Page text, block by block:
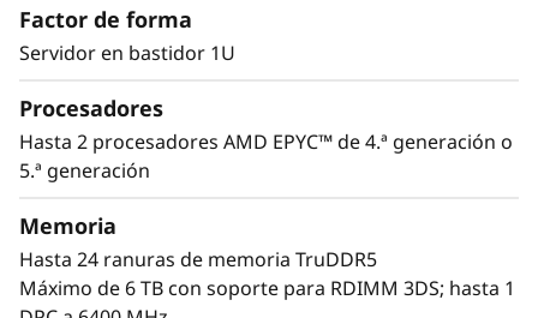
suficientemente ágil para afrontar los retos del
mañana. Gracias a su mayor densidad de
generación y a la velocidad de la memoria PCIe
5.0, el ThinkSystem SR645 V3 de 1U cuenta con
la potencia, el ancho de banda y la memoria
trabajo intensivas de gráficos, virtualización y
análisis de datos.
Con la protección que ofrece la seguridad
Factor de forma
Servidor en bastidor 1U
Procesadores
Hasta 2 procesadores AMD EPYC™ de 4.ª generación o
5.ª generación
Memoria
Hasta 24 ranuras de memoria TruDDR5
Máximo de 6 TB con soporte para RDIMM 3DS; hasta 1